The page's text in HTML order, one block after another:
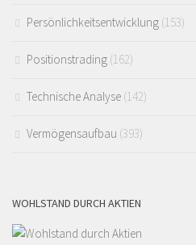
Persönlichkeitsentwicklung (153)
Positionstrading (162)
Technische Analyse (142)
Vermögensaufbau (393)
WOHLSTAND DURCH AKTIEN